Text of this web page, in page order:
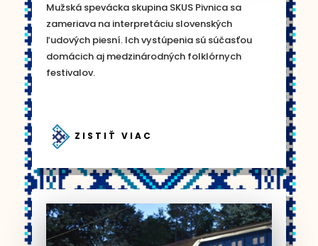
Mužská spevácka skupina SKUS Pivnica sa
zameriava na interpretáciu slovenských
ľudových piesní. Ich vystúpenia sú súčasťou
domácich aj medzinárodných folklórnych
festivalov.
ZISTIŤ VIAC